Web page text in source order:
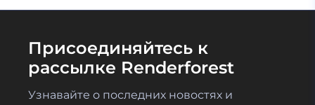
Присоединяйтесь к
рассылке Renderforest
Узнавайте о последних новостях и